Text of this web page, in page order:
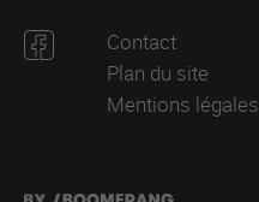
Contact
Plan du site
Mentions légales